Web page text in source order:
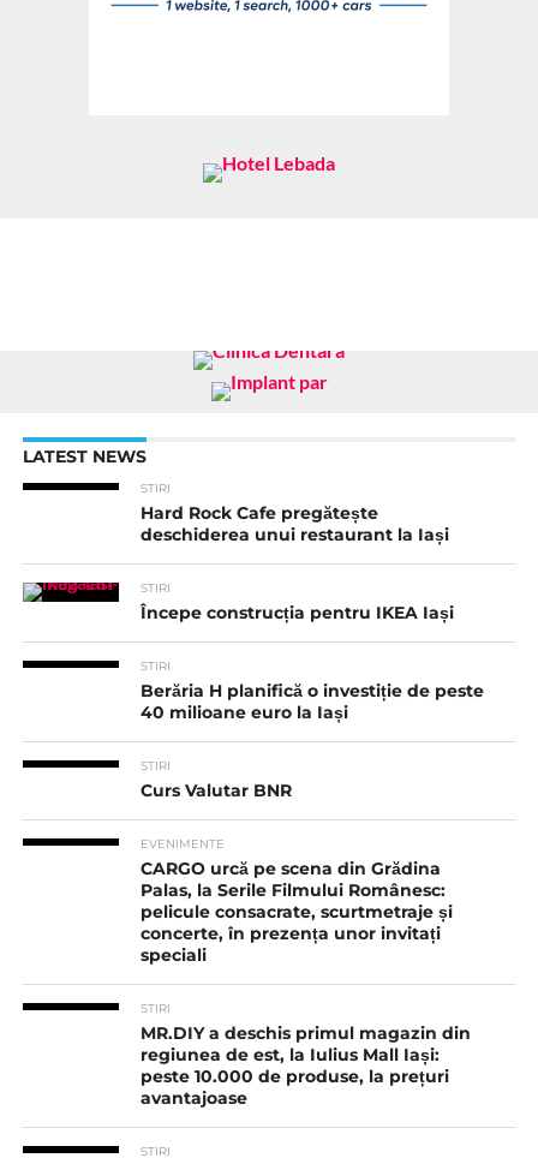
LATEST NEWS
STIRI
Hard Rock Cafe pregătește
deschiderea unui restaurant la Iași
STIRI
Începe construcția pentru IKEA Iași
STIRI
Berăria H planifică o investiție de peste
40 milioane euro la Iași
STIRI
Curs Valutar BNR
EVENIMENTE
CARGO urcă pe scena din Grădina
Palas, la Serile Filmului Românesc:
pelicule consacrate, scurtmetraje și
concerte, în prezența unor invitați
speciali
STIRI
MR.DIY a deschis primul magazin din
regiunea de est, la Iulius Mall Iași:
peste 10.000 de produse, la prețuri
avantajoase
STIRI